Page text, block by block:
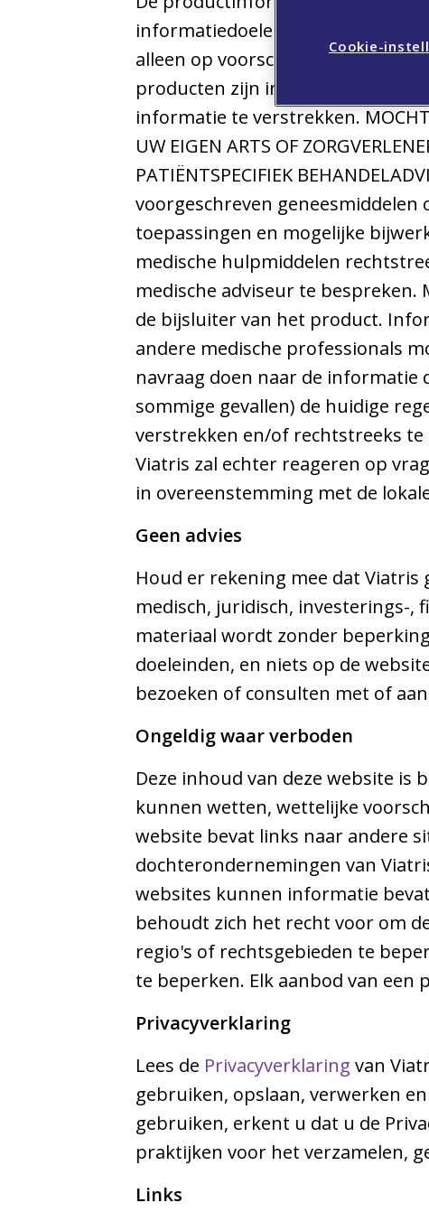
informatiedoeleinden. Veel van
alleen op voorschrift van een
producten zijn in alle landen
informatie te verstrekken. MOCHT
UW EIGEN ARTS OF
PATIËNTSPECIFIEK
voorgeschreven
toepassingen en mogelijke
medische hulpmiddelen
medische adviseur te
de bijsluiter van het product.
andere medische professionals
navraag doen naar de informatie
sommige gevallen) de huidige
verstrekken en/of rechtstreeks
Viatris zal echter reageren op
in overeenstemming met de
Geen advies
Houd er rekening mee dat
medisch, juridisch, investerings-,
materiaal wordt zonder
doeleinden, en niets op de
bezoeken of consulten met of
Ongeldig waar verboden
Deze inhoud van deze website is
kunnen wetten, wettelijke
website bevat links naar andere
dochterondernemingen van
websites kunnen informatie
behoudt zich het recht voor om
regio's of rechtsgebieden te
te beperken. Elk aanbod van
Privacyverklaring
Lees de Privacyverklaring van
gebruiken, opslaan, verwerken
gebruiken, erkent u dat u de
praktijken voor het verzamelen,
Links
Cookie-